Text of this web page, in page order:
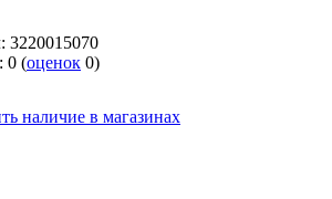
3220015070
0 (оценок 0)
наличие в магазинах